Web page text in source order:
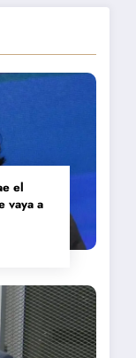
el
vaya a